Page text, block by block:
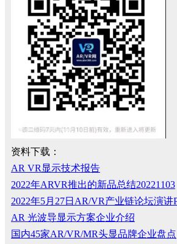
资料下载：
AR VR显示技术报告
2022年ARVR推出的新品总结20221103
2022年5月27日AR/VR产业链论坛演讲
AR 光波导显示方案企业介绍
国内45家AR/VR/MR头显品牌企业盘点